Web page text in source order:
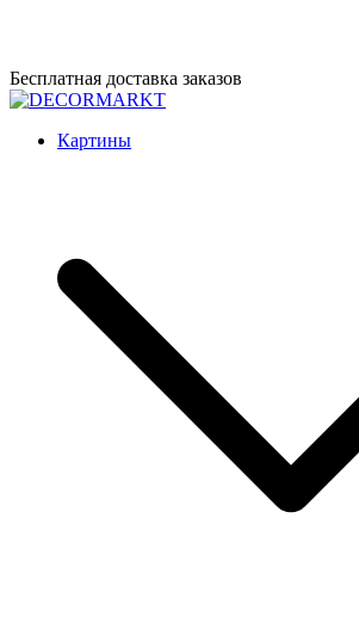
Перейти
к
Бесплатная доставка заказов
DECORMARKT
Картины для интерьера ручной работы
Картины